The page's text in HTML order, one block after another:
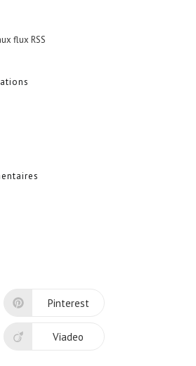
flux RSS
Pinterest
Viadeo